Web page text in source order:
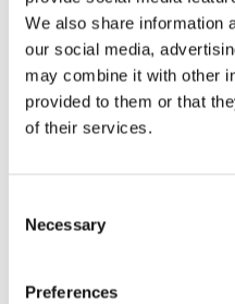
We also share information
our social media,
may combine it with other
provided to them or that
of their services.
Selection
Necessary
Preferences